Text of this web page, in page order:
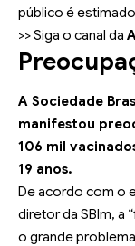
público é
>> Siga o canal da
A Sociedade
manifestou
106 mil
19 anos.
De acordo com o
diretor da SBIm, a
o grande